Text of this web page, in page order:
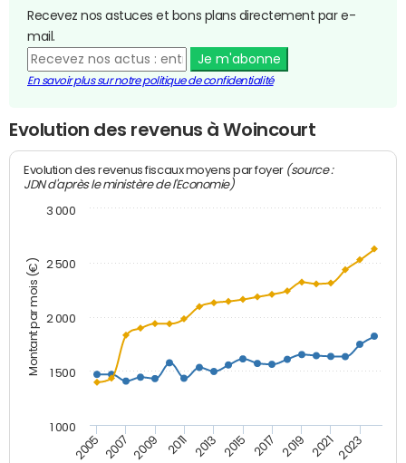
Recevez nos astuces et bons plans directement par e-
mail.
Je m'abonne
En savoir plus sur notre politique de confidentialité
Evolution des revenus à Woincourt
Montant par mois (€)
Evolution des revenus fiscaux moyens par foyer (source :
JDN d'après le ministère de l'Economie)
2005 2007 2009 2011 2013 2015 2017 2019 2021 2023
1 000
1 500
2 000
2 500
3 000